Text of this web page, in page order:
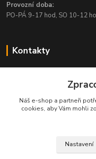
Provozní doba:
PO-PÁ 9-17 hod, SO 10-12
Kontakty
PO-PÁ / 9-17 hod, SO 10-12
info@rapid-autohifi.com
Náš e-shop a partneři
cookies, aby Vám mohli
Nastavení